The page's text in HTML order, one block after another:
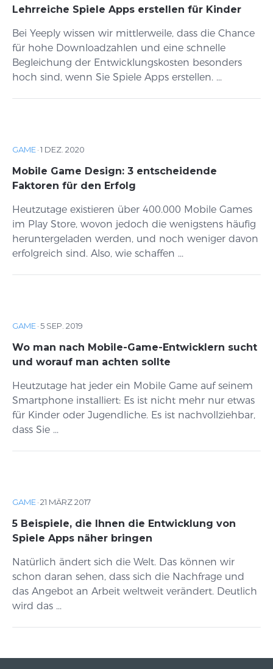
Lehrreiche Spiele Apps erstellen für Kinder
Bei Yeeply wissen wir mittlerweile, dass die Chance
für hohe Downloadzahlen und eine schnelle
Begleichung der Entwicklungskosten besonders
hoch sind, wenn Sie Spiele Apps erstellen. ...
GAME·1 DEZ. 2020
Mobile Game Design: 3 entscheidende
Faktoren für den Erfolg
Heutzutage existieren über 400.000 Mobile Games
im Play Store, wovon jedoch die wenigstens häufig
heruntergeladen werden, und noch weniger davon
erfolgreich sind. Also, wie schaffen ...
GAME·5 SEP. 2019
Wo man nach Mobile-Game-Entwicklern sucht
und worauf man achten sollte
Heutzutage hat jeder ein Mobile Game auf seinem
Smartphone installiert: Es ist nicht mehr nur etwas
für Kinder oder Jugendliche. Es ist nachvollziehbar,
dass Sie ...
GAME·21 MÄRZ 2017
5 Beispiele, die Ihnen die Entwicklung von
Spiele Apps näher bringen
Natürlich ändert sich die Welt. Das können wir
schon daran sehen, dass sich die Nachfrage und
das Angebot an Arbeit weltweit verändert. Deutlich
wird das ...